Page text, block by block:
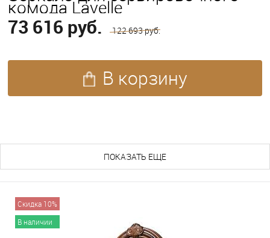
комода Lavelle
73 616 руб. 122 693 руб.
В корзину
ПОКАЗАТЬ ЕЩЕ
Скидка 10%
В наличии